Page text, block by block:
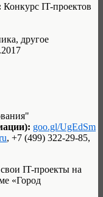
Конкурс IT-проектов
другое
goo.gl/UgEdSm
, +7 (499) 322-29-85,
IT-проекты на
«Город